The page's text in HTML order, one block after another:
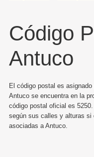
Código
Antuco
El código postal es
Antuco se encuentra en la
código postal oficial es
según sus calles y alturas si
asociadas a Antuco.